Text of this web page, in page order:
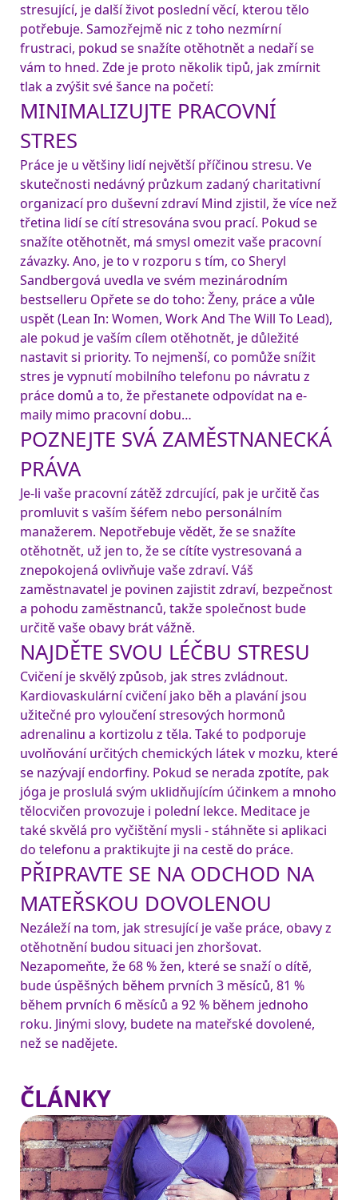
stresující, je další život poslední věcí, kterou tělo
potřebuje. Samozřejmě nic z toho nezmírní
frustraci, pokud se snažíte otěhotnět a nedaří se
vám to hned. Zde je proto několik tipů, jak zmírnit
tlak a zvýšit své šance na početí:
MINIMALIZUJTE PRACOVNÍ
STRES
Práce je u většiny lidí největší příčinou stresu. Ve
skutečnosti nedávný průzkum zadaný charitativní
organizací pro duševní zdraví Mind zjistil, že více než
třetina lidí se cítí stresována svou prací. Pokud se
snažíte otěhotnět, má smysl omezit vaše pracovní
závazky. Ano, je to v rozporu s tím, co Sheryl
Sandbergová uvedla ve svém mezinárodním
bestselleru Opřete se do toho: Ženy, práce a vůle
uspět (Lean In: Women, Work And The Will To Lead),
ale pokud je vaším cílem otěhotnět, je důležité
nastavit si priority. To nejmenší, co pomůže snížit
stres je vypnutí mobilního telefonu po návratu z
práce domů a to, že přestanete odpovídat na e-
maily mimo pracovní dobu…
POZNEJTE SVÁ ZAMĚSTNANECKÁ
PRÁVA
Je-li vaše pracovní zátěž zdrcující, pak je určitě čas
promluvit s vaším šéfem nebo personálním
manažerem. Nepotřebuje vědět, že se snažíte
otěhotnět, už jen to, že se cítíte vystresovaná a
znepokojená ovlivňuje vaše zdraví. Váš
zaměstnavatel je povinen zajistit zdraví, bezpečnost
a pohodu zaměstnanců, takže společnost bude
určitě vaše obavy brát vážně.
NAJDĚTE SVOU LÉČBU STRESU
Cvičení je skvělý způsob, jak stres zvládnout.
Kardiovaskulární cvičení jako běh a plavání jsou
užitečné pro vyloučení stresových hormonů
adrenalinu a kortizolu z těla. Také to podporuje
uvolňování určitých chemických látek v mozku, které
se nazývají endorfiny. Pokud se nerada zpotíte, pak
jóga je proslulá svým uklidňujícím účinkem a mnoho
tělocvičen provozuje i polední lekce. Meditace je
také skvělá pro vyčištění mysli - stáhněte si aplikaci
do telefonu a praktikujte ji na cestě do práce.
PŘIPRAVTE SE NA ODCHOD NA
MATEŘSKOU DOVOLENOU
Nezáleží na tom, jak stresující je vaše práce, obavy z
otěhotnění budou situaci jen zhoršovat.
Nezapomeňte, že 68 % žen, které se snaží o dítě,
bude úspěšných během prvních 3 měsíců, 81 %
během prvních 6 měsíců a 92 % během jednoho
roku. Jinými slovy, budete na mateřské dovolené,
než se nadějete.
ČLÁNKY